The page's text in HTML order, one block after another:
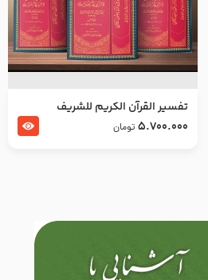
تفسير القرآن الكريم للشريف
المرتضي قدس سرّه
5.700.000 تومان